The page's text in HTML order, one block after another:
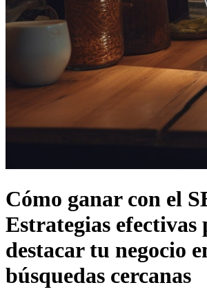
Cómo ganar con el
Estrategias efectivas
destacar tu negocio
búsquedas cercanas